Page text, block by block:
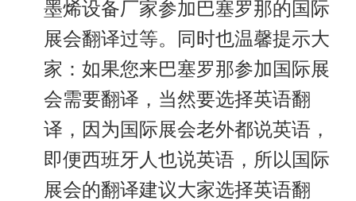
墨烯设备厂家参加巴塞罗那的国际
展会翻译过等。同时也温馨提示大
家：如果您来巴塞罗那参加国际展
会需要翻译，当然要选择英语翻
译，因为国际展会老外都说英语，
即便西班牙人也说英语，所以国际
展会的翻译建议大家选择英语翻